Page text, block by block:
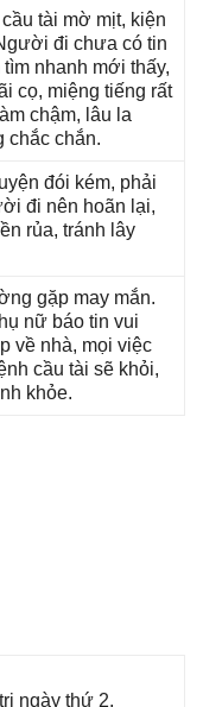
tài mờ mịt, kiện
đi chưa có tin
nhanh mới thấy,
cọ, miệnɡ tiếnɡ rất
chậm, lâu la
chắc chắn.
đói kém, phải
đi nên hoãn lại,
rủa, tránh lây
ɡặp may mắn.
nữ báo tin vui
về nhà, mọi việc
cầu tài ѕẽ khỏi,
khỏe.
ngày thứ 2.